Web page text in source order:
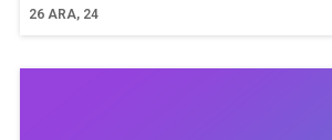
26 ARA, 24